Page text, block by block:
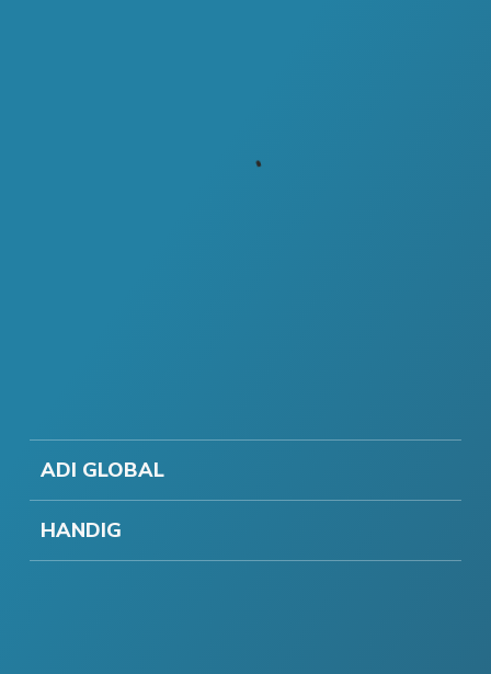
ADI GLOBAL
HANDIG